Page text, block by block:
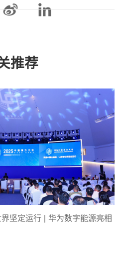
推荐
坚定运行 | 华为数字能源亮相